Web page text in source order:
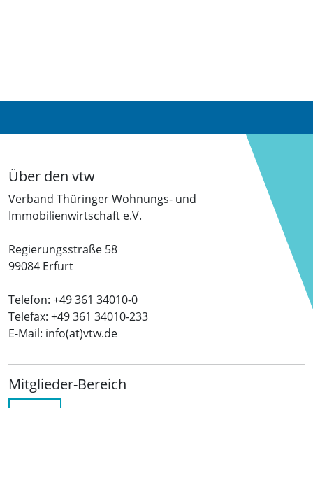
Über den vtw
Verband Thüringer Wohnungs- und
Immobilienwirtschaft e.V.
Regierungsstraße 58
99084 Erfurt
Telefon: +49 361 34010-0
Telefax: +49 361 34010-233
E-Mail: info(at)vtw.de
Mitglieder-Bereich